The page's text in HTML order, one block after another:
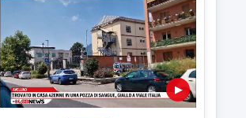
ULTIMI VIDEO
TUTTI I VIDEO